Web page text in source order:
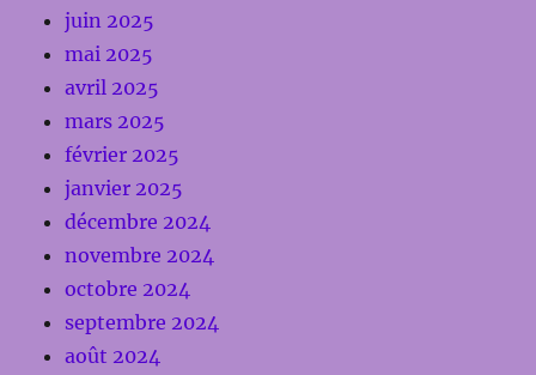
juin 2025
mai 2025
avril 2025
mars 2025
février 2025
janvier 2025
décembre 2024
novembre 2024
octobre 2024
septembre 2024
août 2024